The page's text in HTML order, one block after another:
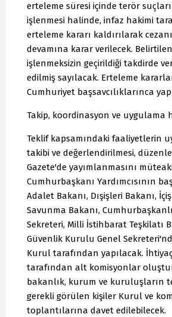
erteleme süresi içinde terör
işlenmesi halinde, infaz hakimi
erteleme kararı kaldırılarak
devamına karar verilecek.
işlenmeksizin geçirildiği takdirde
edilmiş sayılacak. Erteleme
Cumhuriyet başsavcılıklarınca
Takip, koordinasyon ve uygulama
Teklif kapsamındaki faaliyetlerin
takibi ve değerlendirilmesi,
Gazete'de yayımlanmasını
Cumhurbaşkanı Yardımcısının
Adalet Bakanı, Dışişleri Bakanı,
Savunma Bakanı,
Sekreteri, Milli İstihbarat Teşkilatı
Güvenlik Kurulu Genel
Kurul tarafından yapılacak.
tarafından alt komisyonlar
bakanlık, kurum ve kuruluşların
gerekli görülen kişiler Kurul ve
toplantılarına davet edilebilecek.